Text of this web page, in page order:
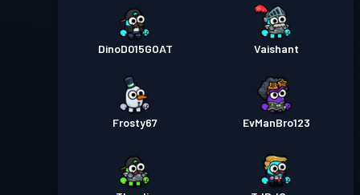
DinoD015GOAT Vaishant
Frosty67 EvManBro123